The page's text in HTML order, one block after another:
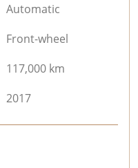
Automatic
Front-wheel
117,000 km
2017